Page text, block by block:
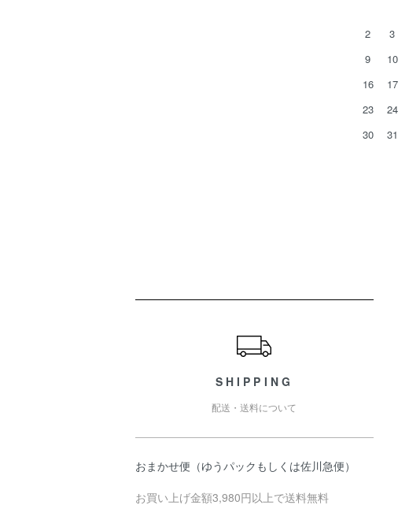
2
3
9
10
16
17
23
24
30
31
SHIPPING
配送・送料について
おまかせ便（ゆうパックもしくは佐川急便）
お買い上げ金額3,980円以上で送料無料